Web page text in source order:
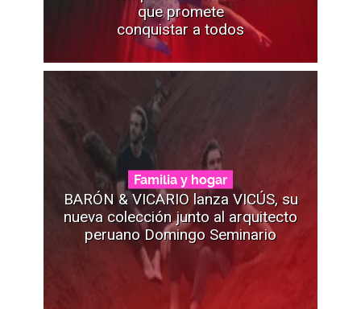
que promete
conquistar a todos
Familia y hogar
BARÓN & VICARIO lanza VICÚS, su
nueva colección junto al arquitecto
peruano Domingo Seminario